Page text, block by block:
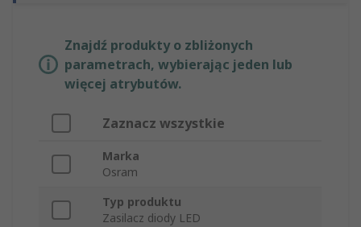
Znajdź produkty o zbliżonych
parametrach, wybierając jeden lub
więcej atrybutów.
Zaznacz wszystkie
Marka
Osram
Typ produktu
Zasilacz diody LED